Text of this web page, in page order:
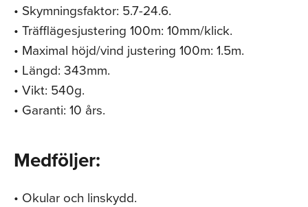
• Skymningsfaktor: 5.7-24.6.
• Träfflägesjustering 100m: 10mm/klick.
• Maximal höjd/vind justering 100m: 1.5m.
• Längd: 343mm.
• Vikt: 540g.
• Garanti: 10 års.
Medföljer:
• Okular och linskydd.